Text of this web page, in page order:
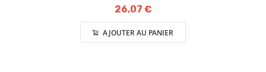
26,07 €
AJOUTER AU PANIER